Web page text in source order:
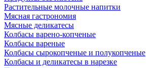
Растительные молочные напитки
Мясная гастрономия
Мясные деликатесы
Колбасы варено-копченые
Колбасы вареные
Колбасы сырокопченые и полукопченые
Колбасы и деликатесы в нарезке